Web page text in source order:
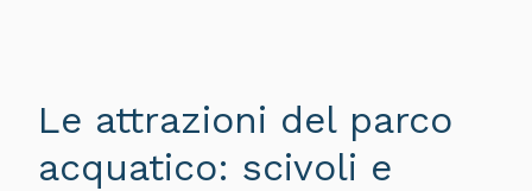
Le attrazioni del parco
acquatico: scivoli e